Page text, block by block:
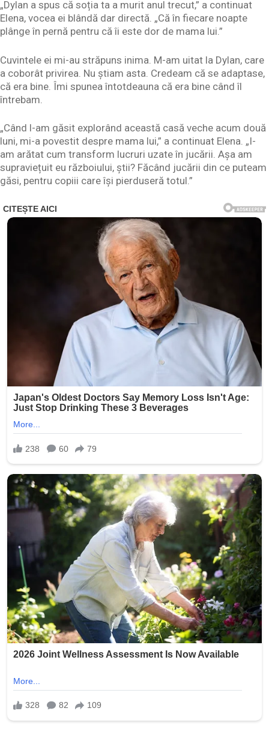
„Dylan a spus că soția ta a murit anul trecut,” a continuat
Elena, vocea ei blândă dar directă. „Că în fiecare noapte
plânge în pernă pentru că îi este dor de mama lui.”
Cuvintele ei mi-au străpuns inima. M-am uitat la Dylan, care
a coborât privirea. Nu știam asta. Credeam că se adaptase,
că era bine. Îmi spunea întotdeauna că era bine când îl
întrebam.
„Când l-am găsit explorând această casă veche acum două
luni, mi-a povestit despre mama lui,” a continuat Elena. „I-
am arătat cum transform lucruri uzate în jucării. Așa am
supraviețuit eu războiului, știi? Făcând jucării din ce puteam
găsi, pentru copiii care își pierduseră totul.”